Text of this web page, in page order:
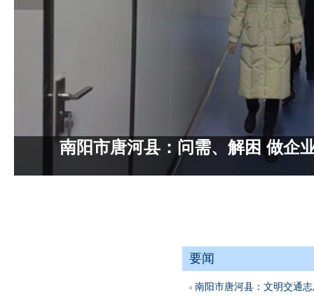
唐河县郭滩镇：未雨绸缪做
要闻
南阳市唐河县：文明交通